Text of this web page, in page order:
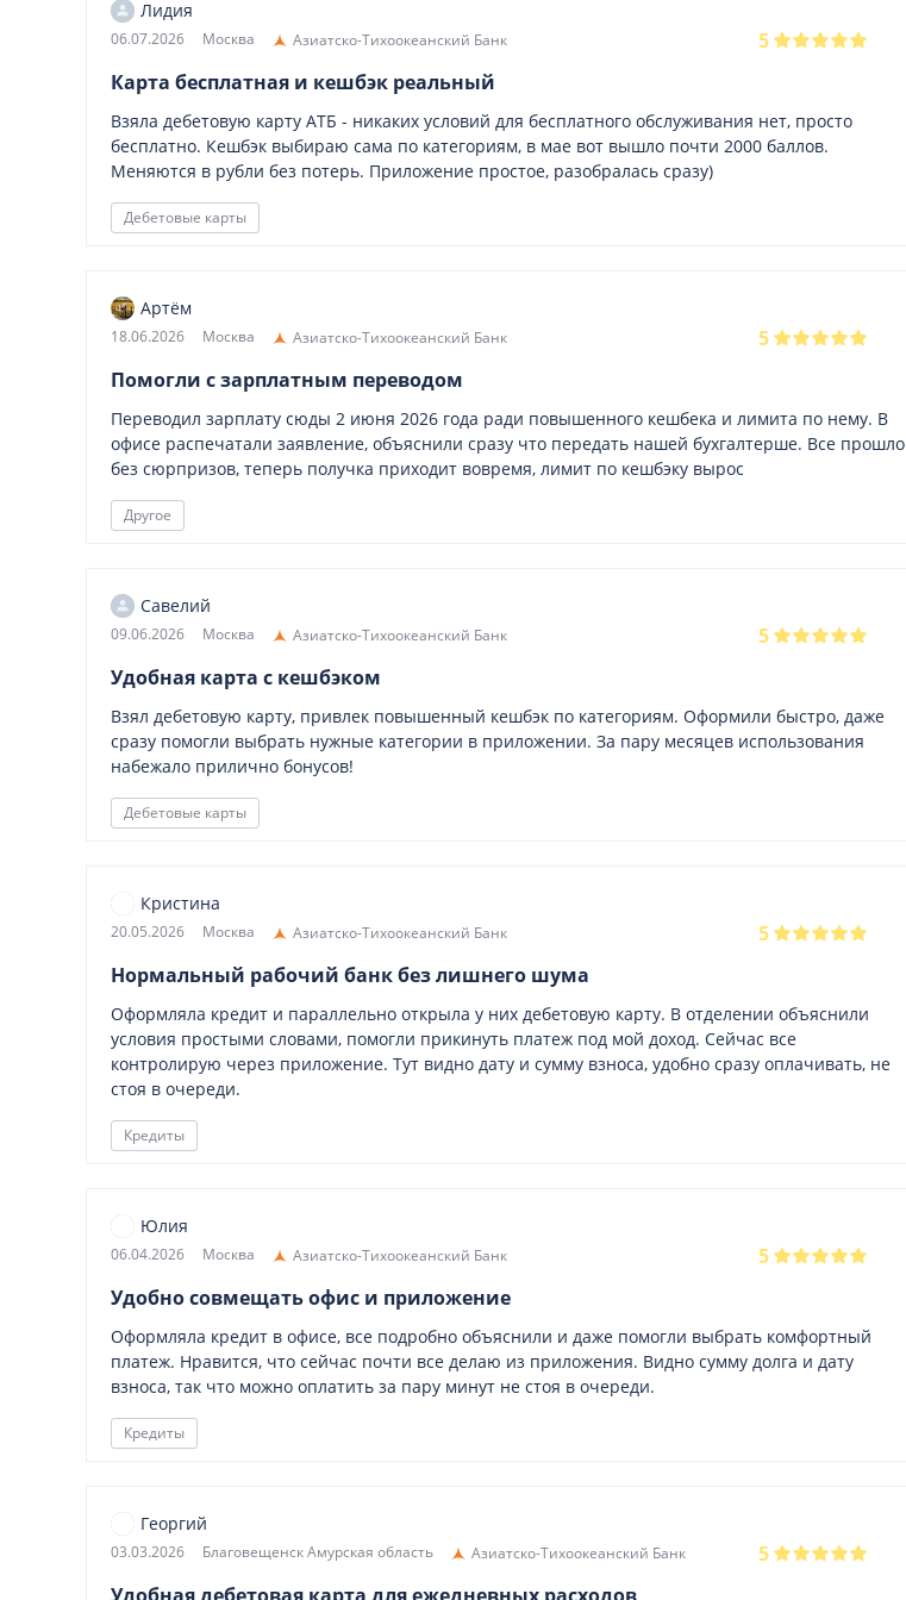
Азиатско-Тихоокеанский Банк 5
Лидия
06.07.2026 Москва
Карта бесплатная и кешбэк реальный
Взяла дебетовую карту АТБ - никаких условий для бесплатного обслуживания нет, просто
бесплатно. Кешбэк выбираю сама по категориям, в мае вот вышло почти 2000 баллов.
Меняются в рубли без потерь. Приложение простое, разобралась сразу)
Дебетовые карты
Азиатско-Тихоокеанский Банк 5
Артём
18.06.2026 Москва
Помогли с зарплатным переводом
Переводил зарплату сюды 2 июня 2026 года ради повышенного кешбека и лимита по нему. В
офисе распечатали заявление, объяснили сразу что передать нашей бухгалтерше. Все прошло
без сюрпризов, теперь получка приходит вовремя, лимит по кешбэку вырос
Другое
Азиатско-Тихоокеанский Банк 5
Савелий
09.06.2026 Москва
Удобная карта с кешбэком
Взял дебетовую карту, привлек повышенный кешбэк по категориям. Оформили быстро, даже
сразу помогли выбрать нужные категории в приложении. За пару месяцев использования
набежало прилично бонусов!
Дебетовые карты
Азиатско-Тихоокеанский Банк 5
Кристина
20.05.2026 Москва
Нормальный рабочий банк без лишнего шума
Оформляла кредит и параллельно открыла у них дебетовую карту. В отделении объяснили
условия простыми словами, помогли прикинуть платеж под мой доход. Сейчас все
контролирую через приложение. Тут видно дату и сумму взноса, удобно сразу оплачивать, не
стоя в очереди.
Кредиты
Азиатско-Тихоокеанский Банк 5
Юлия
06.04.2026 Москва
Удобно совмещать офис и приложение
Оформляла кредит в офисе, все подробно объяснили и даже помогли выбрать комфортный
платеж. Нравится, что сейчас почти все делаю из приложения. Видно сумму долга и дату
взноса, так что можно оплатить за пару минут не стоя в очереди.
Кредиты
Азиатско-Тихоокеанский Банк 5
Георгий
03.03.2026 Благовещенск Амурская область